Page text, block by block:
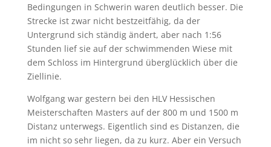
Bedingungen in Schwerin waren deutlich besser. Die
Strecke ist zwar nicht bestzeitfähig, da der
Untergrund sich ständig ändert, aber nach 1:56
Stunden lief sie auf der schwimmenden Wiese mit
dem Schloss im Hintergrund überglücklich über die
Ziellinie.
Wolfgang war gestern bei den HLV Hessischen
Meisterschaften Masters auf der 800 m und 1500 m
Distanz unterwegs. Eigentlich sind es Distanzen, die
im nicht so sehr liegen, da zu kurz. Aber ein Versuch